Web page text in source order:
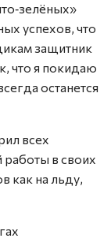
успехов, что
защитник
что я покидаю
останется
всех
в своих
как на льду,